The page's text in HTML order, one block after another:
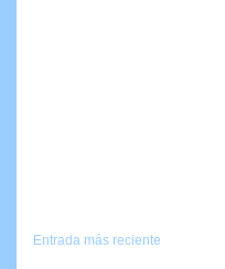
Entrada más reciente